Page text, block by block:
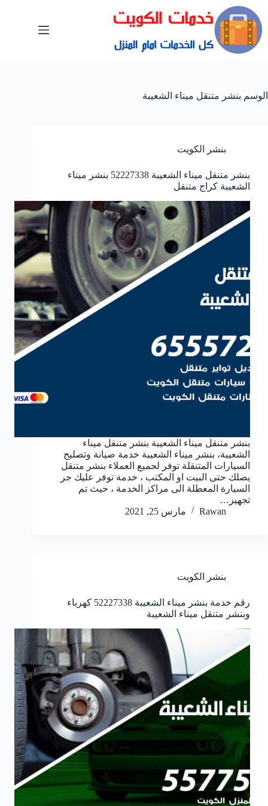
الوسم بنشر متنقل ميناء الشعيبة
بنشر الكويت
بنشر متنقل ميناء الشعيبة 52227338 بنشر ميناء
الشعيبة كراج متنقل
بنشر متنقل ميناء الشعيبة بنشر متنقل ميناء
الشعيبة، بنشر ميناء الشعيبة خدمة صيانة وتصليح
السيارات المتنقلة توفر لجميع العملاء بنشر متنقل
يصلك حتى البيت او المكتب ، خدمة توفر عليك جر
السيارة المعطلة الى مراكز الخدمة ، حيث تم
تجهيز…
Rawan
مارس 25, 2021
بنشر الكويت
رقم خدمة بنشر ميناء الشعيبة 52227338 كهرباء
وبنشر متنقل ميناء الشعيبة